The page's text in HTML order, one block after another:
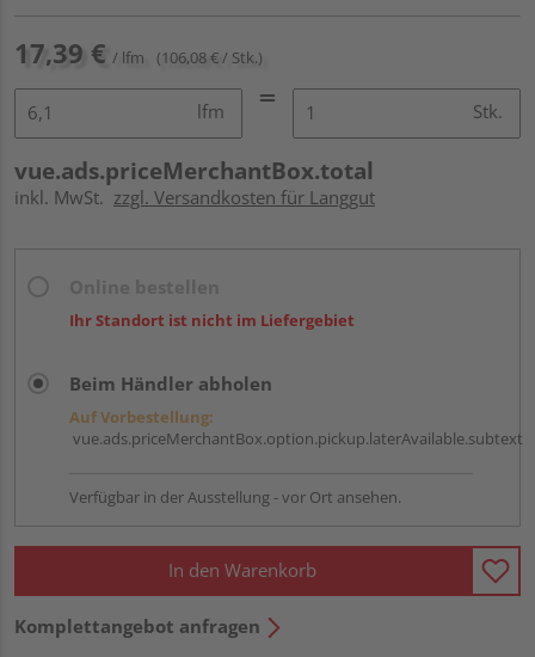
17,39 € / lfm (106,08 € / Stk.)
lfm Stk.
vue.ads.priceMerchantBox.total
inkl. MwSt. zzgl. Versandkosten für Langgut
Ihr Standort ist nicht im Liefergebiet
Beim Händler abholen
Auf Vorbestellung:
vue.ads.priceMerchantBox.option.pickup.laterAvailable.subtext
Verfügbar in der Ausstellung - vor Ort ansehen.
In den Warenkorb
Komplettangebot anfragen